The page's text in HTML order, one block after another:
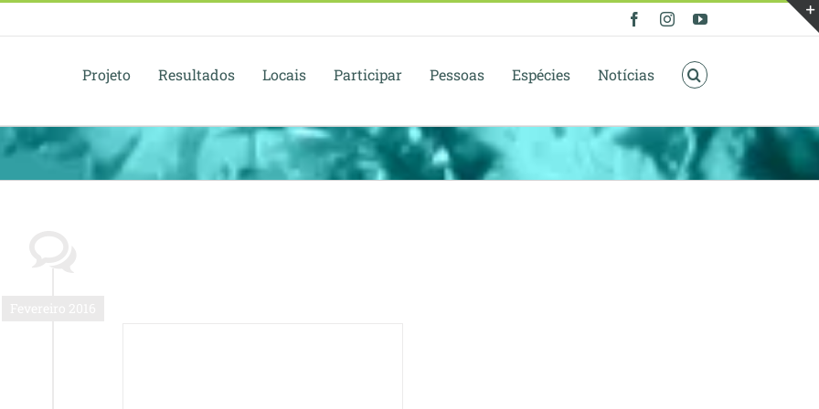
FacebookInstagramYouTube
Projeto Resultados Locais Participar Pessoas Espécies Notícias